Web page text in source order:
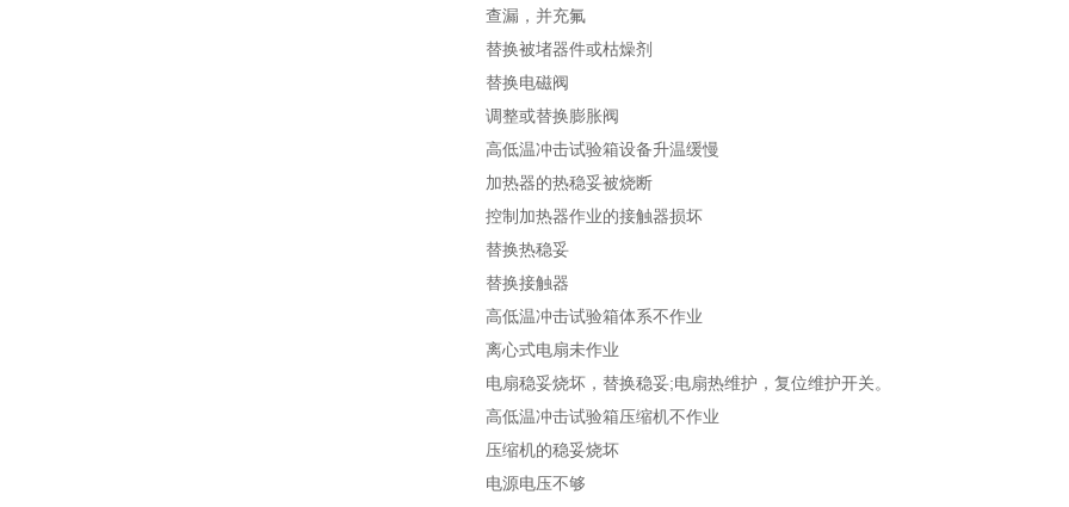
查漏，并充氟
替换被堵器件或枯燥剂
替换电磁阀
调整或替换膨胀阀
高低温冲击试验箱设备升温缓慢
加热器的热稳妥被烧断
控制加热器作业的接触器损坏
替换热稳妥
替换接触器
高低温冲击试验箱体系不作业
离心式电扇未作业
电扇稳妥烧坏，替换稳妥;电扇热维护，复位维护开关。
高低温冲击试验箱压缩机不作业
压缩机的稳妥烧坏
电源电压不够